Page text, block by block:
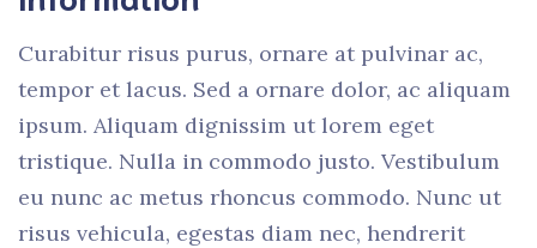
Curabitur risus purus, ornare at pulvinar ac,
tempor et lacus. Sed a ornare dolor, ac aliquam
ipsum. Aliquam dignissim ut lorem eget
tristique. Nulla in commodo justo. Vestibulum
eu nunc ac metus rhoncus commodo. Nunc ut
risus vehicula, egestas diam nec, hendrerit